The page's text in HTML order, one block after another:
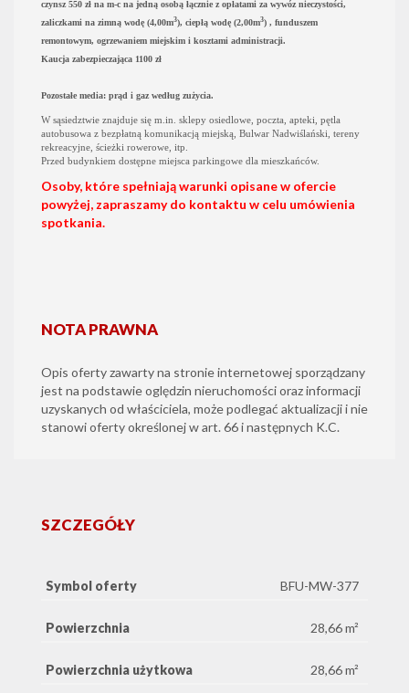
czynsz 550 zł na m-c na jedną osobą łącznie z opłatami za wywóz nieczystości,
zaliczkami na zimną wodę (4,00m3), ciepłą wodę (2,00m3) , funduszem
remontowym, ogrzewaniem miejskim i kosztami administracji.
Kaucja zabezpieczająca 1100 zł
Pozostałe media: prąd i gaz według zużycia.
W sąsiedztwie znajduje się m.in. sklepy osiedlowe, poczta, apteki, pętla
autobusowa z bezpłatną komunikacją miejską, Bulwar Nadwiślański, tereny
rekreacyjne, ścieżki rowerowe, itp.
Przed budynkiem dostępne miejsca parkingowe dla mieszkańców.
Osoby, które spełniają warunki opisane w ofercie
powyżej, zapraszamy do kontaktu w celu umówienia
spotkania.
NOTA PRAWNA
Opis oferty zawarty na stronie internetowej sporządzany
jest na podstawie oględzin nieruchomości oraz informacji
uzyskanych od właściciela, może podlegać aktualizacji i nie
stanowi oferty określonej w art. 66 i następnych K.C.
SZCZEGÓŁY
Symbol oferty BFU-MW-377
Powierzchnia 28,66 m²
Powierzchnia użytkowa 28,66 m²